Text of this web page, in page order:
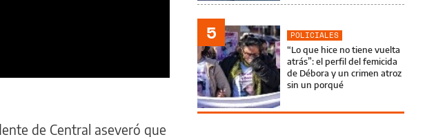
de Central aseveró que
5
POLICIALES
“Lo que hice no tiene vuelta
atrás”: el perfil del femicida
de Débora y un crimen atroz
sin un porqué